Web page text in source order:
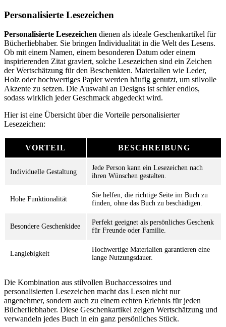
Personalisierte Lesezeichen
Personalisierte Lesezeichen dienen als ideale Geschenkartikel für
Bücherliebhaber. Sie bringen Individualität in die Welt des Lesens.
Ob mit einem Namen, einem besonderen Datum oder einem
inspirierenden Zitat graviert, solche Lesezeichen sind ein Zeichen
der Wertschätzung für den Beschenkten. Materialien wie Leder,
Holz oder hochwertiges Papier werden häufig genutzt, um stilvolle
Akzente zu setzen. Die Auswahl an Designs ist schier endlos,
sodass wirklich jeder Geschmack abgedeckt wird.
Hier ist eine Übersicht über die Vorteile personalisierter
Lesezeichen:
VORTEIL BESCHREIBUNG
Individuelle Gestaltung
Jede Person kann ein Lesezeichen nach
ihren Wünschen gestalten.
Hohe Funktionalität
Sie helfen, die richtige Seite im Buch zu
finden, ohne das Buch zu beschädigen.
Besondere Geschenkidee
Perfekt geeignet als persönliches Geschenk
für Freunde oder Familie.
Langlebigkeit
Hochwertige Materialien garantieren eine
lange Nutzungsdauer.
Die Kombination aus stilvollen Buchaccessoires und
personalisierten Lesezeichen macht das Lesen nicht nur
angenehmer, sondern auch zu einem echten Erlebnis für jeden
Bücherliebhaber. Diese Geschenkartikel zeigen Wertschätzung und
verwandeln jedes Buch in ein ganz persönliches Stück.